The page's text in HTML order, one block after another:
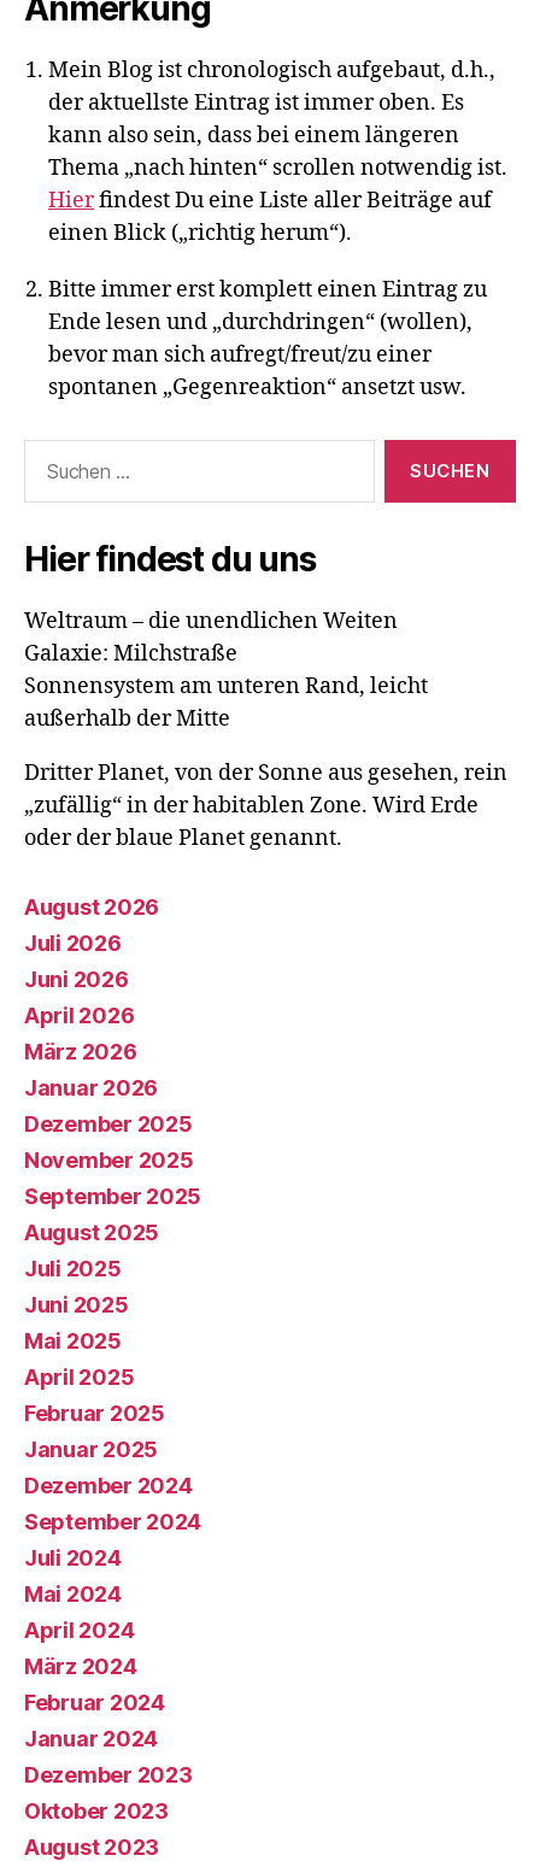
Mein Blog ist chronologisch aufgebaut, d.h.,
der aktuellste Eintrag ist immer oben. Es
kann also sein, dass bei einem längeren
Thema „nach hinten“ scrollen notwendig ist.
Hierfindest Du eine Liste aller Beiträge auf
einen Blick („richtig herum“).
Bitte immer erst komplett einen Eintrag zu
Ende lesen und „durchdringen“ (wollen),
bevor man sich aufregt/freut/zu einer
spontanen „Gegenreaktion“ ansetzt usw.
nach:
Hier findest du uns
Weltraum – die unendlichen Weiten
Galaxie: Milchstraße
Sonnensystem am unteren Rand, leicht
außerhalb der Mitte
Dritter Planet, von der Sonne aus gesehen, rein
„zufällig“ in der habitablen Zone. Wird Erde
oder der blaue Planet genannt.
August 2026
Juli 2026
Juni 2026
April 2026
März 2026
Januar 2026
Dezember 2025
November 2025
September 2025
August 2025
Juli 2025
Juni 2025
Mai 2025
April 2025
Februar 2025
Januar 2025
Dezember 2024
September 2024
Juli 2024
Mai 2024
April 2024
März 2024
Februar 2024
Januar 2024
Dezember 2023
Oktober 2023
August 2023